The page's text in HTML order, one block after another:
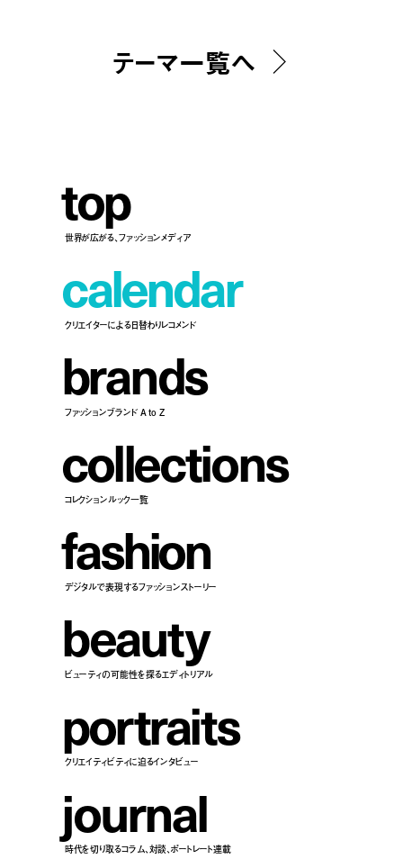
テーマ一覧へ
top
世界が広がる、ファッションメディア
calendar
クリエイターによる日替わりレコメンド
brands
ファッションブランド A to Z
collections
コレクションルック一覧
fashion
デジタルで表現するファッションストーリー
beauty
ビューティの可能性を探るエディトリアル
portraits
クリエイティビティに迫るインタビュー
journal
時代を切り取るコラム、対談、ポートレート連載